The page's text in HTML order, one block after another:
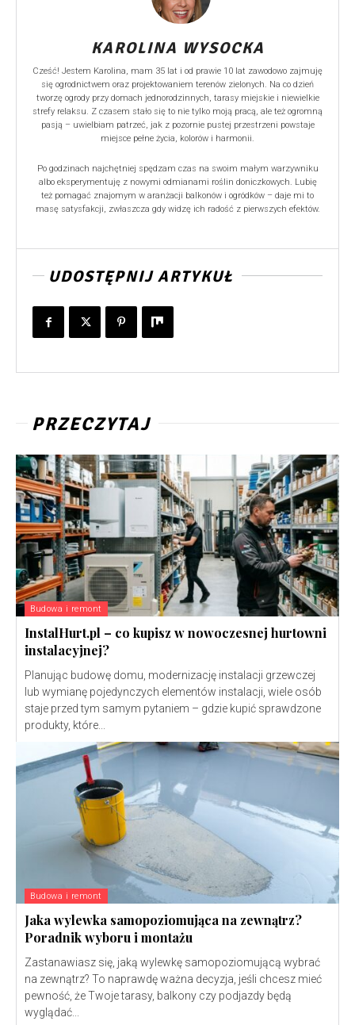
KAROLINA WYSOCKA
Cześć! Jestem Karolina, mam 35 lat i od prawie 10 lat zawodowo zajmuję
się ogrodnictwem oraz projektowaniem terenów zielonych. Na co dzień
tworzę ogrody przy domach jednorodzinnych, tarasy miejskie i niewielkie
strefy relaksu. Z czasem stało się to nie tylko moją pracą, ale też ogromną
pasją – uwielbiam patrzeć, jak z pozornie pustej przestrzeni powstaje
miejsce pełne życia, kolorów i harmonii.
Po godzinach najchętniej spędzam czas na swoim małym warzywniku
albo eksperymentuję z nowymi odmianami roślin doniczkowych. Lubię
też pomagać znajomym w aranżacji balkonów i ogródków – daje mi to
masę satysfakcji, zwłaszcza gdy widzę ich radość z pierwszych efektów.
UDOSTĘPNIJ ARTYKUŁ
PRZECZYTAJ
Budowa i remont
InstalHurt.pl – co kupisz w nowoczesnej hurtowni
instalacyjnej?
Planując budowę domu, modernizację instalacji grzewczej
lub wymianę pojedynczych elementów instalacji, wiele osób
staje przed tym samym pytaniem – gdzie kupić sprawdzone
produkty, które...
Budowa i remont
Jaka wylewka samopoziomująca na zewnątrz?
Poradnik wyboru i montażu
Zastanawiasz się, jaką wylewkę samopoziomującą wybrać
na zewnątrz? To naprawdę ważna decyzja, jeśli chcesz mieć
pewność, że Twoje tarasy, balkony czy podjazdy będą
wyglądać...